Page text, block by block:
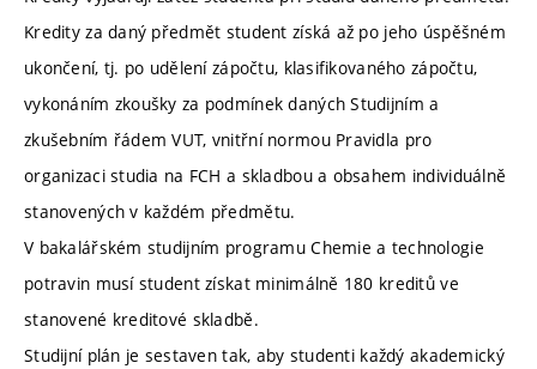
Kredity za daný předmět student získá až po jeho úspěšném
ukončení, tj. po udělení zápočtu, klasifikovaného zápočtu,
vykonáním zkoušky za podmínek daných Studijním a
zkušebním řádem VUT, vnitřní normou Pravidla pro
organizaci studia na FCH a skladbou a obsahem individuálně
stanovených v každém předmětu.
V bakalářském studijním programu Chemie a technologie
potravin musí student získat minimálně 180 kreditů ve
stanovené kreditové skladbě.
Studijní plán je sestaven tak, aby studenti každý akademický